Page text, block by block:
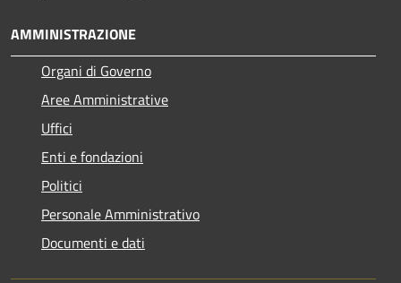
AMMINISTRAZIONE
Organi di Governo
Aree Amministrative
Uffici
Enti e fondazioni
Politici
Personale Amministrativo
Documenti e dati